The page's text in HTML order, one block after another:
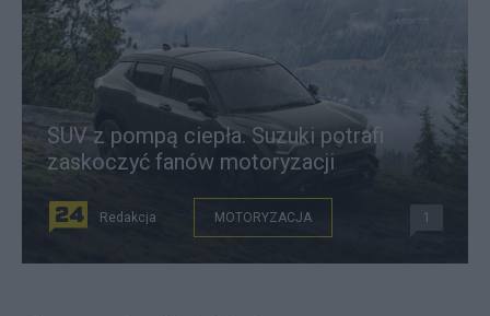
SUV z pompą ciepła. Suzuki potrafi
zaskoczyć fanów motoryzacji
Redakcja MOTORYZACJA 1